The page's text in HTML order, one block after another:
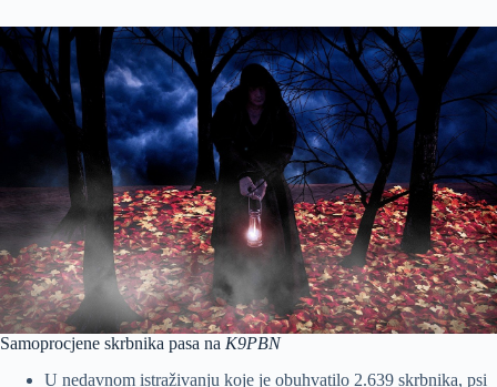
Samoprocjene skrbnika pasa na K9PBN
U nedavnom istraživanju koje je obuhvatilo 2.639 skrbnika, psi